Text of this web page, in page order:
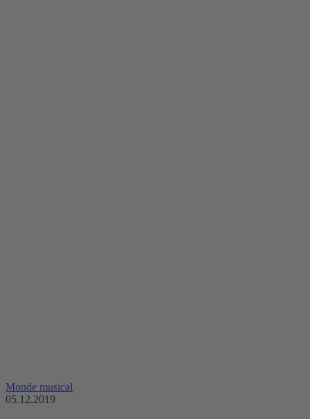
Monde musical
05.12.2019